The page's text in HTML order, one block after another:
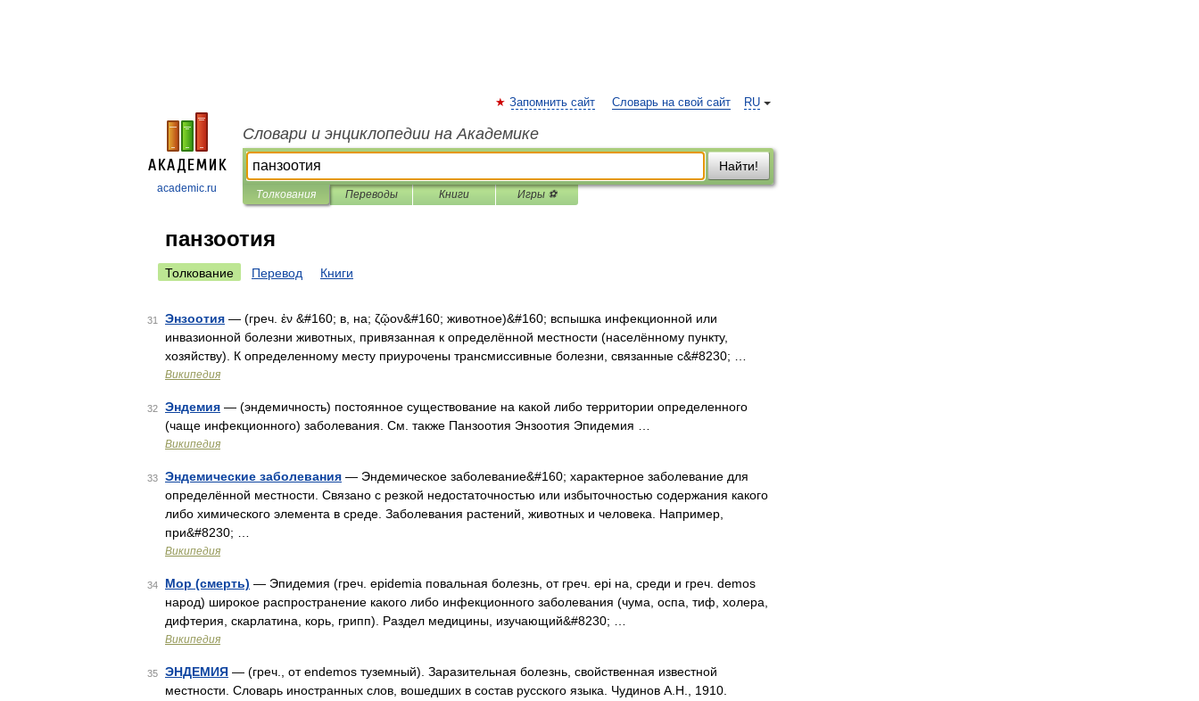
academic.ru
RU
Запомнить сайт Словарь на свой сайт
Словари и энциклопедии на Академике
Найти!
Толкования Переводы Книги Игры ⚽
панзоотия
Толкование Перевод Книги
31 Энзоотия — (греч. ἐν &#160; в, на; ζῷον&#160; животное)&#160; вспышка инфекционной или
инвазионной болезни животных, привязанная к определённой местности (населённому пункту,
хозяйству). К определенному месту приурочены трансмиссивные болезни, связанные с&#8230; …
Википедия
32 Эндемия — (эндемичность) постоянное существование на какой либо территории определенного
(чаще инфекционного) заболевания. См. также Панзоотия Энзоотия Эпидемия …
Википедия
33 Эндемические заболевания — Эндемическое заболевание&#160; характерное заболевание для
определённой местности. Связано с резкой недостаточностью или избыточностью содержания какого
либо химического элемента в среде. Заболевания растений, животных и человека. Например,
при&#8230; …
Википедия
34 Мор (смерть) — Эпидемия (греч. epidemia повальная болезнь, от греч. epi на, среди и греч. demos
народ) широкое распространение какого либо инфекционного заболевания (чума, оспа, тиф, холера,
дифтерия, скарлатина, корь, грипп). Раздел медицины, изучающий&#8230; …
Википедия
35 ЭНДЕМИЯ — (греч., от endemos туземный). Заразительная болезнь, свойственная известной
местности. Словарь иностранных слов, вошедших в состав русского языка. Чудинов А.Н., 1910.